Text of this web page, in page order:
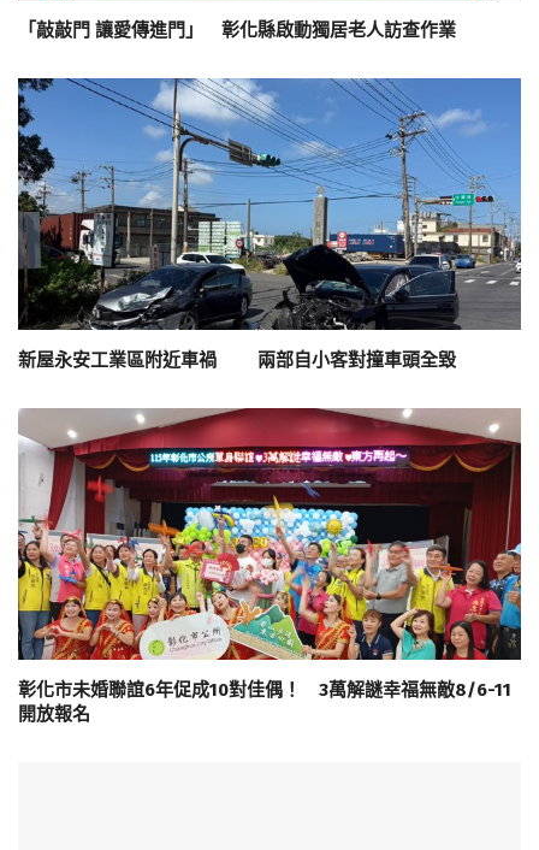
「敲敲門 讓愛傳進門」 彰化縣啟動獨居老人訪查作業
新屋永安工業區附近車禍 兩部自小客對撞車頭全毀
彰化市未婚聯誼6年促成10對佳偶！ 3萬解謎幸福無敵8/6-11
開放報名